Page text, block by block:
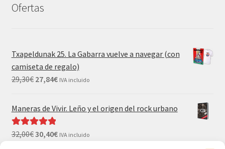
Ofertas
Txapeldunak 25. La Gabarra vuelve a navegar (con
camiseta de regalo)
29,30€ 27,84€ IVA incluido
Maneras de Vivir. Leño y el origen del rock urbano
Valorado con
32,00€30,40€ IVA incluido